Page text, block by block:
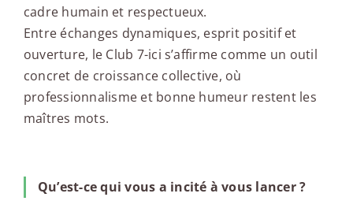
cadre humain et respectueux.
Entre échanges dynamiques, esprit positif et
ouverture, le Club 7-ici s’affirme comme un outil
concret de croissance collective, où
professionnalisme et bonne humeur restent les
maîtres mots.
Qu’est-ce qui vous a incité à vous lancer ?